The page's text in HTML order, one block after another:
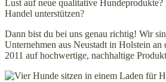
gewählt
Lust auf neue qualitative
Handel unterstützen?
Dann bist du bei uns genau richtig! Wir
Unternehmen aus Neustadt in Holstein an
2011 auf hochwertige, nachhaltige